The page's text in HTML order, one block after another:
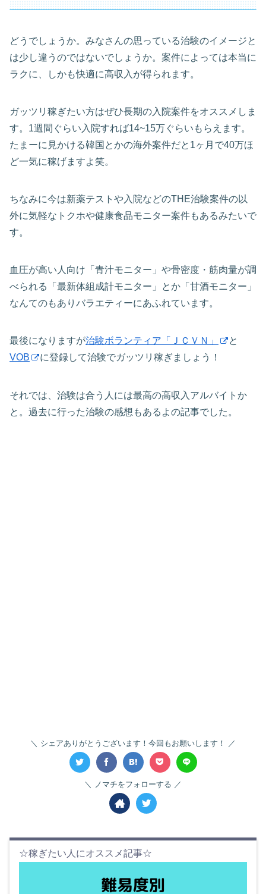
どうでしょうか。みなさんの思っている治験のイメージと
は少し違うのではないでしょうか。案件によっては本当に
ラクに、しかも快適に高収入が得られます。
ガッツリ稼ぎたい方はぜひ長期の入院案件をオススメしま
す。1週間ぐらい入院すれば14~15万ぐらいもらえます。
たまーに見かける韓国とかの海外案件だと1ヶ月で40万ほ
ど一気に稼げますよ笑。
ちなみに今は新薬テストや入院などのTHE治験案件の以
外に気軽なトクホや健康食品モニター案件もあるみたいで
す。
血圧が高い人向け「青汁モニター」や骨密度・筋肉量が調
べられる「最新体組成計モニター」とか「甘酒モニター」
なんてのもありバラエティーにあふれています。
最後になりますが治験ボランティア「ＪＣＶＮ」
と
VOB
に登録して治験でガッツリ稼ぎましょう！
それでは、治験は合う人には最高の高収入アルバイトか
と。過去に行った治験の感想もあるよの記事でした。
シェアありがとうございます！今回もお願いします！
ノマチをフォローする
☆稼ぎたい人にオススメ記事☆